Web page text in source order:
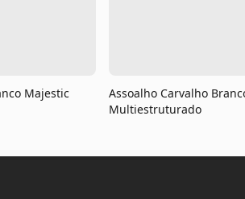
Majestic
Assoalho Carvalho
Multiestruturado